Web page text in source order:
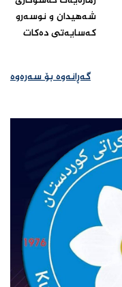
شه‌هیدان و نوسه‌رو
که‌سایه‌تى ده‌کات ‌
گەڕانەوە بۆ سەرەوە